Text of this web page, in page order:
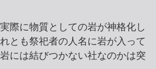
際に物質としての岩が神格化し
とも祭祀者の人名に岩が入って
には結びつかない社なのかは突